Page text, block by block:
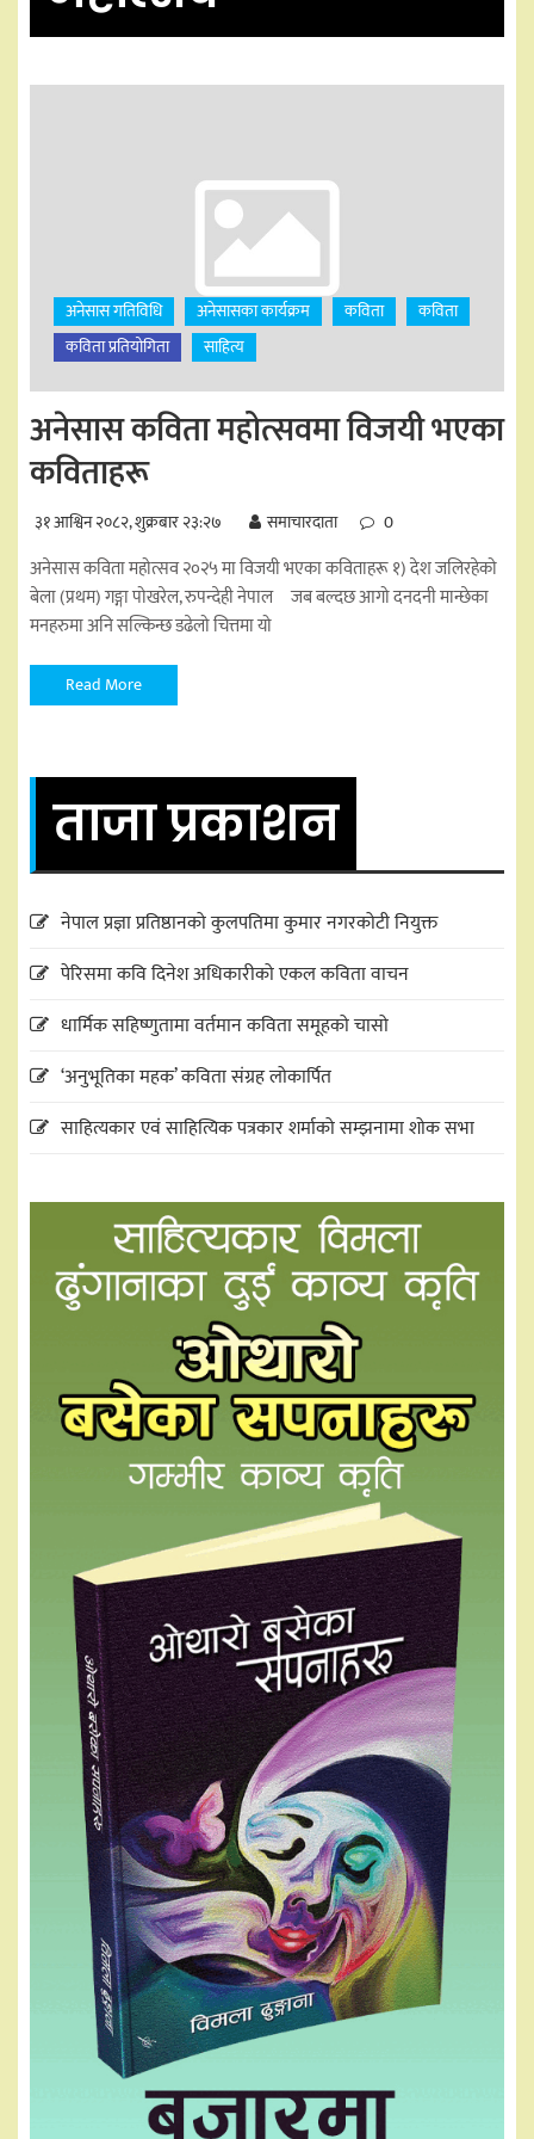
अनेसास गतिविधि अनेसासका कार्यक्रम कविता
कविता
कविता प्रतियोगिता
साहित्य
अनेसास कविता महोत्सवमा विजयी भएका
कविताहरू
३१ आश्विन २०८२, शुक्रबार २३:२७ समाचारदाता 0
अनेसास कविता महोत्सव २०२५ मा विजयी भएका कविताहरू १) देश जलिरहेको
बेला (प्रथम) गङ्गा पोखरेल, रुपन्देही नेपाल जब बल्दछ आगो दनदनी मान्छेका
मनहरुमा अनि सल्किन्छ डढेलो चित्तमा यो
Read More
ताजा प्रकाशन
नेपाल प्रज्ञा प्रतिष्ठानको कुलपतिमा कुमार नगरकोटी नियुक्त
पेरिसमा कवि दिनेश अधिकारीको एकल कविता वाचन
धार्मिक सहिष्णुतामा वर्तमान कविता समूहको चासो
‘अनुभूतिका महक’ कविता संग्रह लोकार्पित
साहित्यकार एवं साहित्यिक पत्रकार शर्माको सम्झनामा शोक सभा